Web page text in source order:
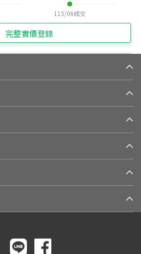
115/06成交
完整實價登錄